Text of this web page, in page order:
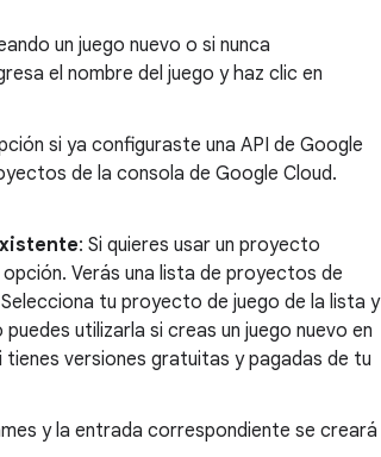
un juego nuevo o si nunca
el nombre del juego y haz clic en
si ya configuraste una API de Google
de la consola de Google Cloud.
: Si quieres usar un proyecto
Verás una lista de proyectos de
tu proyecto de juego de la lista y
utilizarla si creas un juego nuevo en
versiones gratuitas y pagadas de tu
y la entrada correspondiente se creará